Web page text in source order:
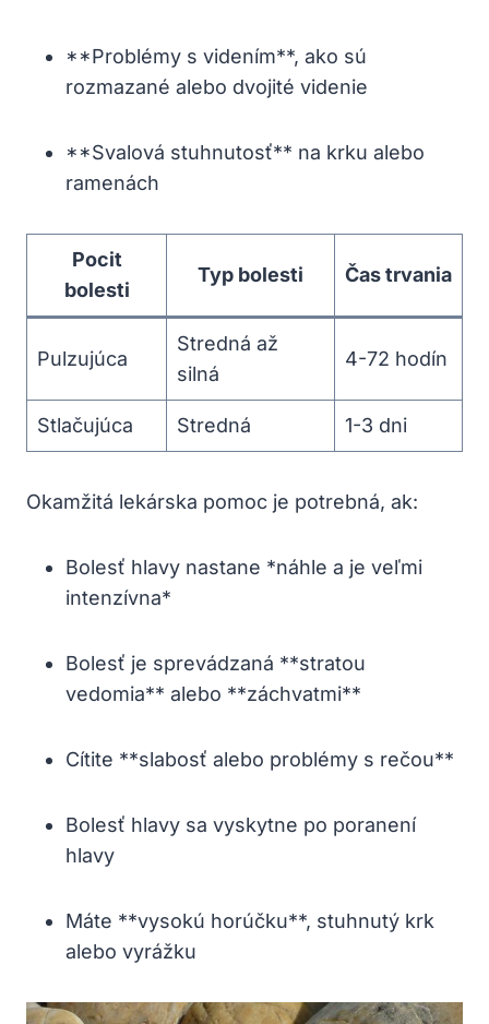
**Problémy s videním**, ako sú
rozmazané alebo dvojité videnie
**Svalová stuhnutosť** na krku alebo
ramenách
Pocit
bolesti
Typ bolesti Čas trvania
Pulzujúca
Stredná až
silná
4-72 hodín
Stlačujúca Stredná 1-3 dni
Okamžitá lekárska pomoc je potrebná, ak:
Bolesť hlavy nastane *náhle a je veľmi
intenzívna*
Bolesť je sprevádzaná **stratou
vedomia** alebo **záchvatmi**
Cítite **slabosť alebo problémy s rečou**
Bolesť hlavy sa vyskytne po poranení
hlavy
Máte **vysokú horúčku**, stuhnutý krk
alebo vyrážku